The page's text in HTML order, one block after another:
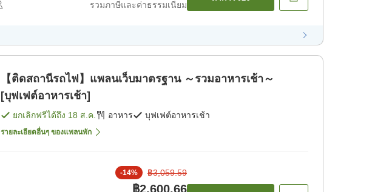
รวมภาษีและค่าธรรมเนียม
【ติดสถานีรถไฟ】แพลนเว็บมาตรฐาน ～รวมอาหารเช้า～
[บุฟเฟต์อาหารเช้า]
ยกเลิกฟรีได้ถึง 18 ส.ค. อาหาร บุฟเฟต์อาหารเช้า
รายละเอียดอื่นๆ ของแพลนพัก
-14% ฿3,059.59
฿2,600.66